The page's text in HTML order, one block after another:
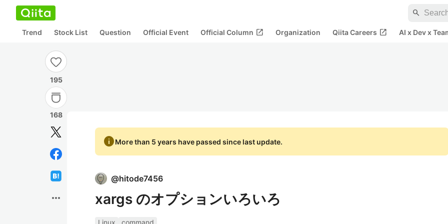
search
Trend Stock List Question Official Event Official Column open_in_new Organization Qiita Careers open_in_new AI x Dev x
195
168
more_horiz
infoMore than 5 years have passed since last update.
@hitode7456
xargs のオプションいろいろ
Linux
command